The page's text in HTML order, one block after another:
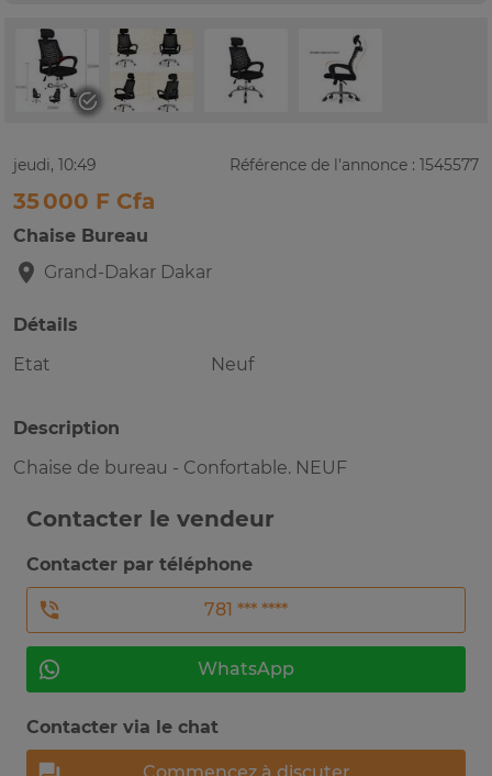
jeudi, 10:49 Référence de l'annonce : 1545577
35 000 F Cfa
Chaise Bureau
Grand-Dakar Dakar
Détails
Etat
Neuf
Description
Chaise de bureau - Confortable. NEUF
Contacter le vendeur
Contacter par téléphone
781 *** ****
WhatsApp
Contacter via le chat